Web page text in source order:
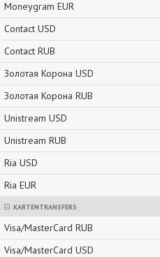
Moneygram EUR
Contact USD
Contact RUB
Золотая Корона USD
Золотая Корона RUB
Unistream USD
Unistream RUB
Ria USD
Ria EUR
KARTENTRANSFERS
Visa/MasterCard RUB
Visa/MasterCard USD